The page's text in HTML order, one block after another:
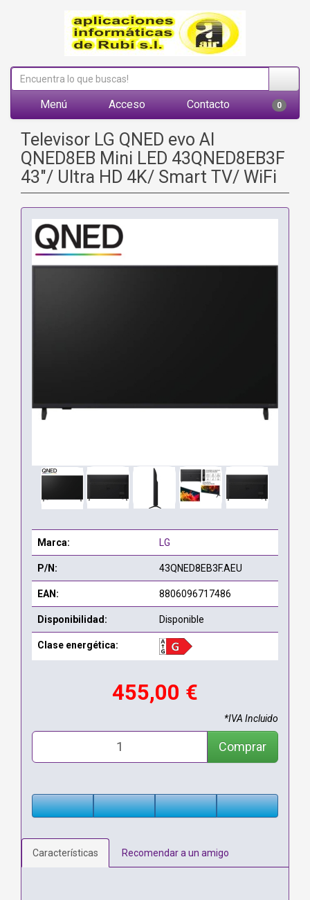
Menú Acceso Contacto 0
Televisor LG QNED evo AI
QNED8EB Mini LED 43QNED8EB3F
43"/ Ultra HD 4K/ Smart TV/ WiFi
Marca: LG
P/N: 43QNED8EB3F.AEU
EAN: 8806096717486
Disponibilidad: Disponible
Clase energética:
455,00 €
*IVA Incluido
Comprar
Características Recomendar a un amigo